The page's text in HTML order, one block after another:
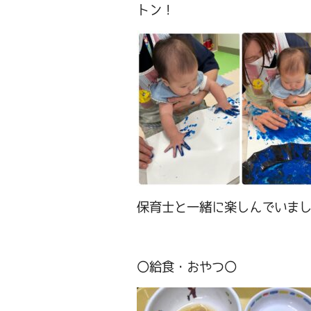
トン！
保育士と一緒に楽しんでいま
〇給食・おやつ〇